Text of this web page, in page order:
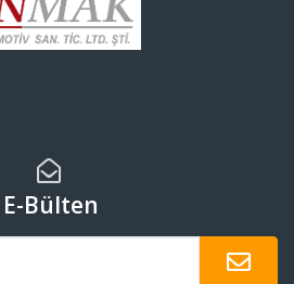
E-Bülten